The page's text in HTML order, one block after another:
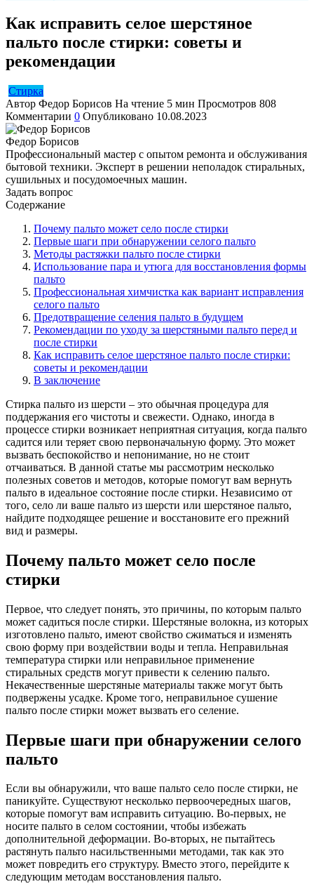
Как исправить селое шерстяное
пальто после стирки: советы и
рекомендации
Стирка
Автор Федор Борисов На чтение 5 мин Просмотров 808
Комментарии 0 Опубликовано 10.08.2023
Федор Борисов
Профессиональный мастер с опытом ремонта и обслуживания
бытовой техники. Эксперт в решении неполадок стиральных,
сушильных и посудомоечных машин.
Задать вопрос
Содержание
Почему пальто может село после стирки
Первые шаги при обнаружении селого пальто
Методы растяжки пальто после стирки
Использование пара и утюга для восстановления формы
пальто
Профессиональная химчистка как вариант исправления
селого пальто
Предотвращение селения пальто в будущем
Рекомендации по уходу за шерстяными пальто перед и
после стирки
Как исправить селое шерстяное пальто после стирки:
советы и рекомендации
В заключение
Стирка пальто из шерсти – это обычная процедура для
поддержания его чистоты и свежести. Однако, иногда в
процессе стирки возникает неприятная ситуация, когда пальто
садится или теряет свою первоначальную форму. Это может
вызвать беспокойство и непонимание, но не стоит
отчаиваться. В данной статье мы рассмотрим несколько
полезных советов и методов, которые помогут вам вернуть
пальто в идеальное состояние после стирки. Независимо от
того, село ли ваше пальто из шерсти или шерстяное пальто,
найдите подходящее решение и восстановите его прежний
вид и размеры.
Почему пальто может село после
стирки
Первое, что следует понять, это причины, по которым пальто
может садиться после стирки. Шерстяные волокна, из которых
изготовлено пальто, имеют свойство сжиматься и изменять
свою форму при воздействии воды и тепла. Неправильная
температура стирки или неправильное применение
стиральных средств могут привести к селению пальто.
Некачественные шерстяные материалы также могут быть
подвержены усадке. Кроме того, неправильное сушение
пальто после стирки может вызвать его селение.
Первые шаги при обнаружении селого
пальто
Если вы обнаружили, что ваше пальто село после стирки, не
паникуйте. Существуют несколько первоочередных шагов,
которые помогут вам исправить ситуацию. Во-первых, не
носите пальто в селом состоянии, чтобы избежать
дополнительной деформации. Во-вторых, не пытайтесь
растянуть пальто насильственными методами, так как это
может повредить его структуру. Вместо этого, перейдите к
следующим методам восстановления пальто.